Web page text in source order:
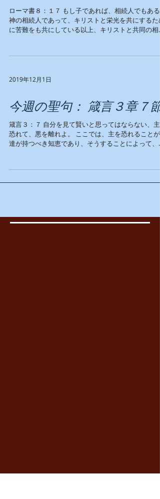
ローマ書８：１７ もし子であれば、相続人でもある
神の相続人であって、キリストと栄光を共にするため
に苦難をも共にしている以上、キリストと共同の相続
するために苦難をも共にいしてい...
2019年12月1日
今週の聖句： 箴言３章７節
箴言３：７ 自分を見て賢いと思ってはならない、主
恐れて、悪を離れよ。 ここでは、主を恐れることが
達が持つべき知恵であり、そうすることによって、悪